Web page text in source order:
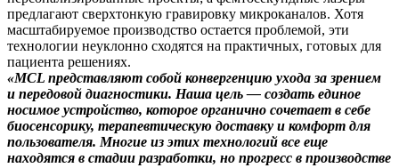
предлагают сверхтонкую гравировку микроканалов. Хотя
масштабируемое производство остается проблемой, эти
технологии неуклонно сходятся на практичных, готовых для
пациента решениях.
«MCL представляют собой конвергенцию ухода за зрением
и передовой диагностики. Наша цель — создать единое
носимое устройство, которое органично сочетает в себе
биосенсорику, терапевтическую доставку и комфорт для
пользователя. Многие из этих технологий все еще
находятся в стадии разработки, но прогресс в производстве